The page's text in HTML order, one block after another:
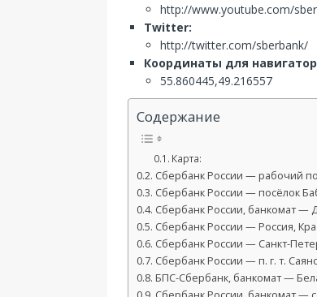
http://www.youtube.com/
Twitter:
http://twitter.com/sberbank/
Координаты для
55.860445,49.216557
Содержание
Карта:
Сбербанк России — рабочий
Сбербанк России — посёлок
Сбербанк России, банкомат —
Сбербанк России — Россия,
Сбербанк России — Санкт-
Сбербанк России — п. г. т.
БПС-Сбербанк, банкомат —